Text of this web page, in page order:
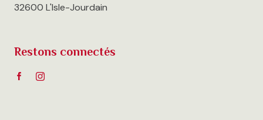
32600 L'Isle-Jourdain
Restons connectés